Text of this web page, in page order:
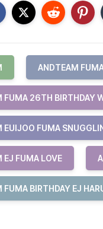
ANDTEAM
FUMA 26TH BIRTHDAY
EUIJOO FUMA
EJ FUMA LOVE
FUMA BIRTHDAY EJ